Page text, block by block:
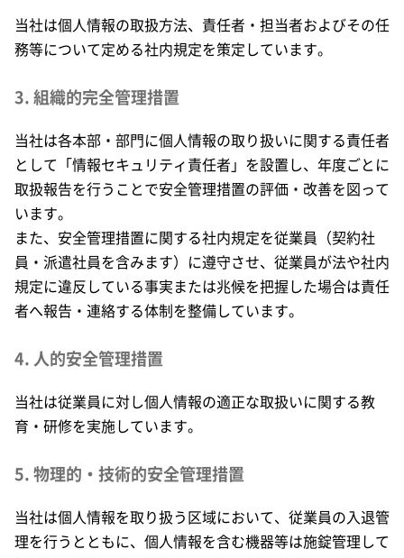
当社は個人情報の取扱方法、責任者・担当者およびその任
務等について定める社内規定を策定しています。
3. 組織的完全管理措置
当社は各本部・部門に個人情報の取り扱いに関する責任者
として「情報セキュリティ責任者」を設置し、年度ごとに
取扱報告を行うことで安全管理措置の評価・改善を図って
います。
また、安全管理措置に関する社内規定を従業員（契約社
員・派遣社員を含みます）に遵守させ、従業員が法や社内
規定に違反している事実または兆候を把握した場合は責任
者へ報告・連絡する体制を整備しています。
4. 人的安全管理措置
当社は従業員に対し個人情報の適正な取扱いに関する教
育・研修を実施しています。
5. 物理的・技術的安全管理措置
当社は個人情報を取り扱う区域において、従業員の入退管
理を行うとともに、個人情報を含む機器等は施錠管理して